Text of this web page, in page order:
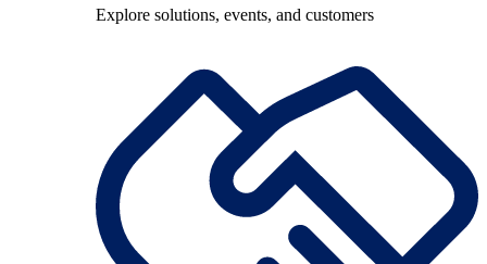
Explore solutions, events, and customers